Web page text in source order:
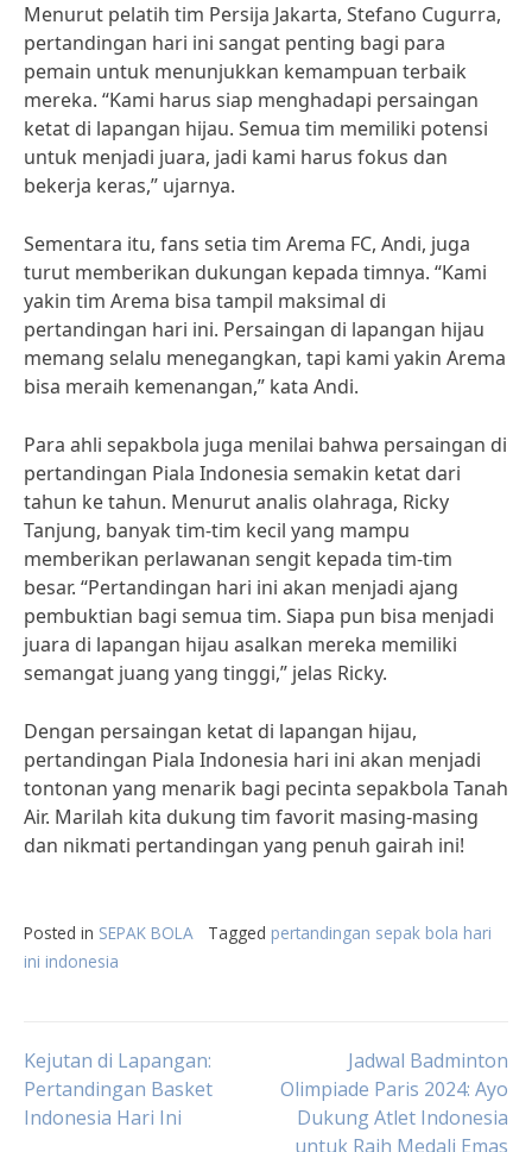
Menurut pelatih tim Persija Jakarta, Stefano Cugurra,
pertandingan hari ini sangat penting bagi para
pemain untuk menunjukkan kemampuan terbaik
mereka. “Kami harus siap menghadapi persaingan
ketat di lapangan hijau. Semua tim memiliki potensi
untuk menjadi juara, jadi kami harus fokus dan
bekerja keras,” ujarnya.
Sementara itu, fans setia tim Arema FC, Andi, juga
turut memberikan dukungan kepada timnya. “Kami
yakin tim Arema bisa tampil maksimal di
pertandingan hari ini. Persaingan di lapangan hijau
memang selalu menegangkan, tapi kami yakin Arema
bisa meraih kemenangan,” kata Andi.
Para ahli sepakbola juga menilai bahwa persaingan di
pertandingan Piala Indonesia semakin ketat dari
tahun ke tahun. Menurut analis olahraga, Ricky
Tanjung, banyak tim-tim kecil yang mampu
memberikan perlawanan sengit kepada tim-tim
besar. “Pertandingan hari ini akan menjadi ajang
pembuktian bagi semua tim. Siapa pun bisa menjadi
juara di lapangan hijau asalkan mereka memiliki
semangat juang yang tinggi,” jelas Ricky.
Dengan persaingan ketat di lapangan hijau,
pertandingan Piala Indonesia hari ini akan menjadi
tontonan yang menarik bagi pecinta sepakbola Tanah
Air. Marilah kita dukung tim favorit masing-masing
dan nikmati pertandingan yang penuh gairah ini!
Posted in SEPAK BOLA Tagged pertandingan sepak bola hari
ini indonesia
Post
navigation
Kejutan di Lapangan:
Pertandingan Basket
Indonesia Hari Ini
Jadwal Badminton
Olimpiade Paris 2024: Ayo
Dukung Atlet Indonesia
untuk Raih Medali Emas